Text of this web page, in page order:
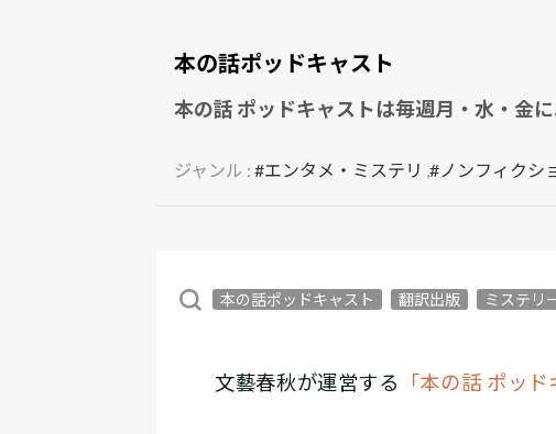
本の話ポッドキャスト
本の話 ポッドキャストは毎週月・水・金
ジャンル : #エンタメ・ミステリ ,#ノンフィクシ
本の話ポッドキャスト 翻訳出版 ミステリ
文藝春秋が運営する 「本の話 ポッド